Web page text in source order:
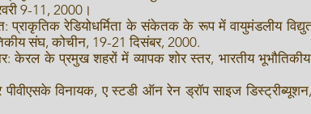
9-11, 2000।
रेडियोधर्मिता के संकेतक के रूप में वायुमंडलीय
संघ, कोचीन, 19-21 दिसंबर, 2000.
केरल के प्रमुख शहरों में व्यापक शोर स्तर, भारतीय
विनायक, ए स्टडी ऑन रेन ड्रॉप साइज